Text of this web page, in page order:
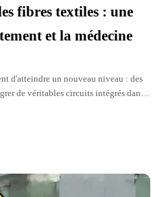
fibres textiles : une
et la médecine
d'atteindre un nouveau niveau : des
de véritables circuits intégrés dans
humain